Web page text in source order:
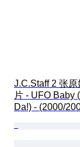
J.C.Staff 2 张
片 - UFO Baby
Da!) - (2000/